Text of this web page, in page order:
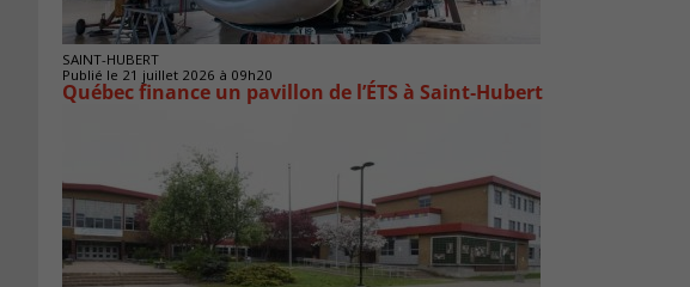
SAINT-HUBERT
Publié le 21 juillet 2026 à 09h20
Québec finance un pavillon de l’ÉTS à Saint‑Hubert